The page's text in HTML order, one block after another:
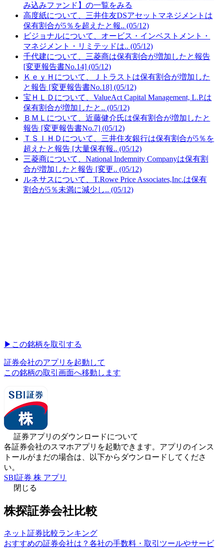
み込みファンド】の一覧をみる
高度紙について、三井住友DSアセットマネジメントは
保有割合が5％を超えたと報.. (05/12)
ビジョナルについて、オービス・インベストメント・
マネジメント・リミテッドは.. (05/12)
千代建について、三菱商は保有割合が増加したと報告
[変更報告書No.14] (05/12)
ＫｅｙＨについて、Ｊトラストは保有割合が増加した
と報告 [変更報告書No.18] (05/12)
宝ＨＬＤについて、ValueAct Capital Management, L.P.は
保有割合が増加したと.. (05/12)
ＢＭＬについて、近藤健介氏は保有割合が増加したと
報告 [変更報告書No.7] (05/12)
ＴＳＩＨＤについて、三井住友銀行は保有割合が5％を
超えたと報告 [大量保有報.. (05/12)
三菱商について、National Indemnity Companyは保有割
合が増加したと報告 [変更.. (05/12)
ルネサスについて、T.Rowe Price Associates,Inc.は保有
割合が5％未満に減少し.. (05/12)
▶︎ この銘柄を取引する
証券会社のアプリを起動して
この銘柄の取引画面へ移動します
証券アプリのダウンロードについて
各証券会社のスマホアプリを起動できます。アプリのインス
トールがまだの場合は、以下からダウンロードしてくださ
い。
SBI証券 株 アプリ
閉じる
株探証券会社比較
ネット証券比較ランキング
おすすめの証券会社は？各社の手数料・取引ツールやサービ